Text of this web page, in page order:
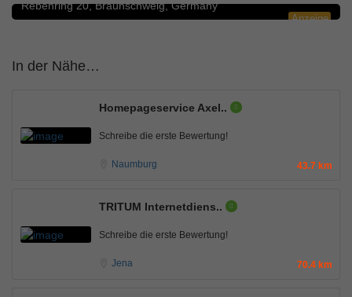
Anzeige
Rebenring 20, Braunschweig, Germany
In der Nähe…
Homepageservice Axel..
Schreibe die erste Bewertung!
Naumburg 43.7 km
TRITUM Internetdiens..
Schreibe die erste Bewertung!
Jena 70.4 km